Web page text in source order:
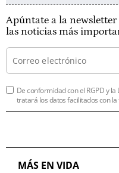
Apúntate a la
las noticias más
De conformidad con el RGPD y la
tratará los datos facilitados con
MÁS EN VIDA